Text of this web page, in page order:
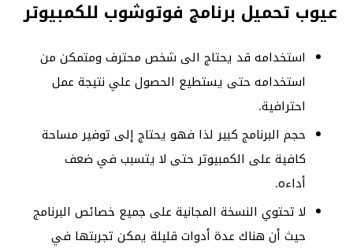
عيوب تحميل برنامج فوتوشوب للكمبيوتر
استخدامه قد يحتاج الى شخص محترف ومتمكن من
استخدامه حتى يستطيع الحصول علي نتيجة عمل
احترافية.
حجم البرنامج كبير لذا فهو يحتاج إلى توفير مساحة
كافية على الكمبيوتر حتى لا يتسبب في ضعف
أداءه.
لا تحتوي النسخة المجانية على جميع خصائص البرنامج
حيث أن هناك عدة أدوات قليلة يمكن تجربتها في